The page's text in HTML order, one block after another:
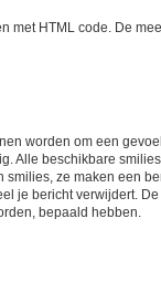
met HTML code. De
worden om een
Alle beschikbare
ze maken een
je bericht verwijdert.
bepaald hebben.